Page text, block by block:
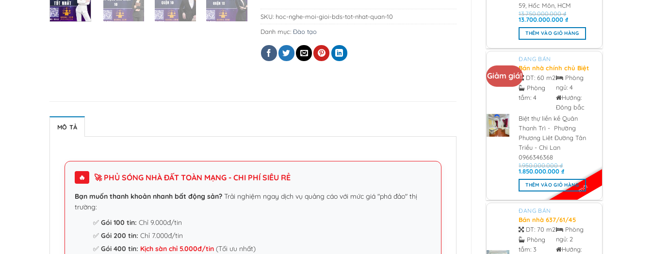
59, Hốc Môn, HCM
13.750.000.000₫
Giá
là:
13.750.000.000 ₫.
13.700.000.000₫Giá
tại
là:
13.700.000.000 ₫.
THÊM VÀO GIỎ HÀNG
Giảm giá!
ĐANG BÁN
Bán nhà chính chủ Biệt
thự liền kề Quân Thanh
Trì – Phường Phương
Liêt Đường Tân Triều –
Chi Lan 0966346368 -
DT:60 m2
Phòng
tắm:4
Phòng
ngủ: 4
Hướng:
Đông bắc
Biệt thự liền kề Quân
Thanh Trì - Phường
Phương Liêt Đường Tân
Triều - Chi Lan
0966346368
mới
1.950.000.000₫
Giá
là:
1.950.000.000 ₫.
1.850.000.000₫Giá
tại
là:
1.850.000.000 ₫.
THÊM VÀO GIỎ HÀNG
ĐANG BÁN
Bán nhà 637/61/45
Quang Trung Phường
11, Quân Gò Vấp 3 tỷ
850 - 2026
DT: 70 m2
Phòng
tắm:3
Phòng
ngủ: 2
Hướng:
SKU: hoc-nghe-moi-gioi-bds-tot-nhat-quan-10
Danh mục: Đào tạo
MÔ TẢ
🔥 🚀 PHỦ SÓNG NHÀ ĐẤT TOÀN MẠNG - CHI PHÍ SIÊU RẺ
Bạn muốn thanh khoản nhanh bất động sản? Trải nghiệm ngay dịch vụ quảng cáo với mức giá "phá đảo" thị
trường:
✅Gói 100 tin: Chỉ 9.000đ/tin
✅Gói 200 tin: Chỉ 7.000đ/tin
✅Gói 400 tin: Kịch sàn chỉ 5.000đ/tin (Tối ưu nhất)